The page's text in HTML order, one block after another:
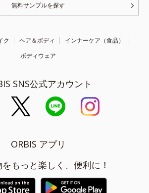
無料サンプルを探す
ク ヘア＆ボディ
インナーケア（食品）
ボディウェア
SNS公式アカウント
ORBIS アプリ
もっと楽しく、便利に！